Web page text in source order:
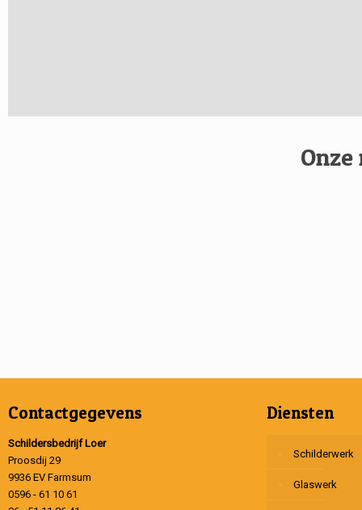
Contactgegevens
Schildersbedrijf Loer
Proosdij 29
9936 EV Farmsum
0596 - 61 10 61
Diensten
Schilderwerk
Glaswerk